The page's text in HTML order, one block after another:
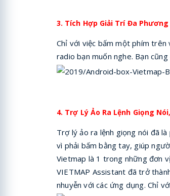
3. Tích Hợp Giải Trí Đa
Chỉ với việc bấm một phím
radio bạn muốn nghe. Bạn
4. Trợ Lý Ảo Ra Lệnh Giọng
Trợ lý ảo ra lệnh giọng nói đã
vì phải bấm bằng tay, giúp
Vietmap là 1 trong những đơn
VIETMAP Assistant đã trở
nhuyễn với các ứng dụng. Chỉ